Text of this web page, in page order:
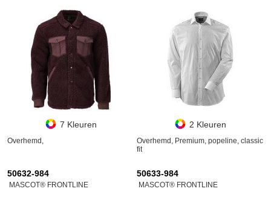
7 Kleuren
Overhemd,
2 Kleuren
Overhemd, Premium, popeline, classic
fit
50632-984
MASCOT® FRONTLINE
50633-984
MASCOT® FRONTLINE